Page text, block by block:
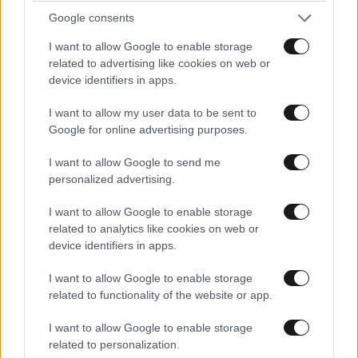
Google consents
I want to allow Google to enable storage
related to advertising like cookies on web or
device identifiers in apps.
I want to allow my user data to be sent to
Google for online advertising purposes.
I want to allow Google to send me
personalized advertising.
I want to allow Google to enable storage
related to analytics like cookies on web or
device identifiers in apps.
I want to allow Google to enable storage
related to functionality of the website or app.
I want to allow Google to enable storage
related to personalization.
Σκούξτε, σκούξτε
Ψηφίστε κάθε φτηνό λαϊκιστή που στο τέλος θα σας
φτωχύνει, αρκεί να είναι "προοδευτικός",
Απαντήστε
tsikabloom 14·05·2026 09:29
Αυτός που γράφει τη μισή αλήθεια δεν είναι ψεύτης
Απαντήστε
ΠΕΡΙΣΣΟΤΕΡΑ ΣΧΟΛΙΑ
TRENDING
LIFESTYLE 07·08·2026 18:48